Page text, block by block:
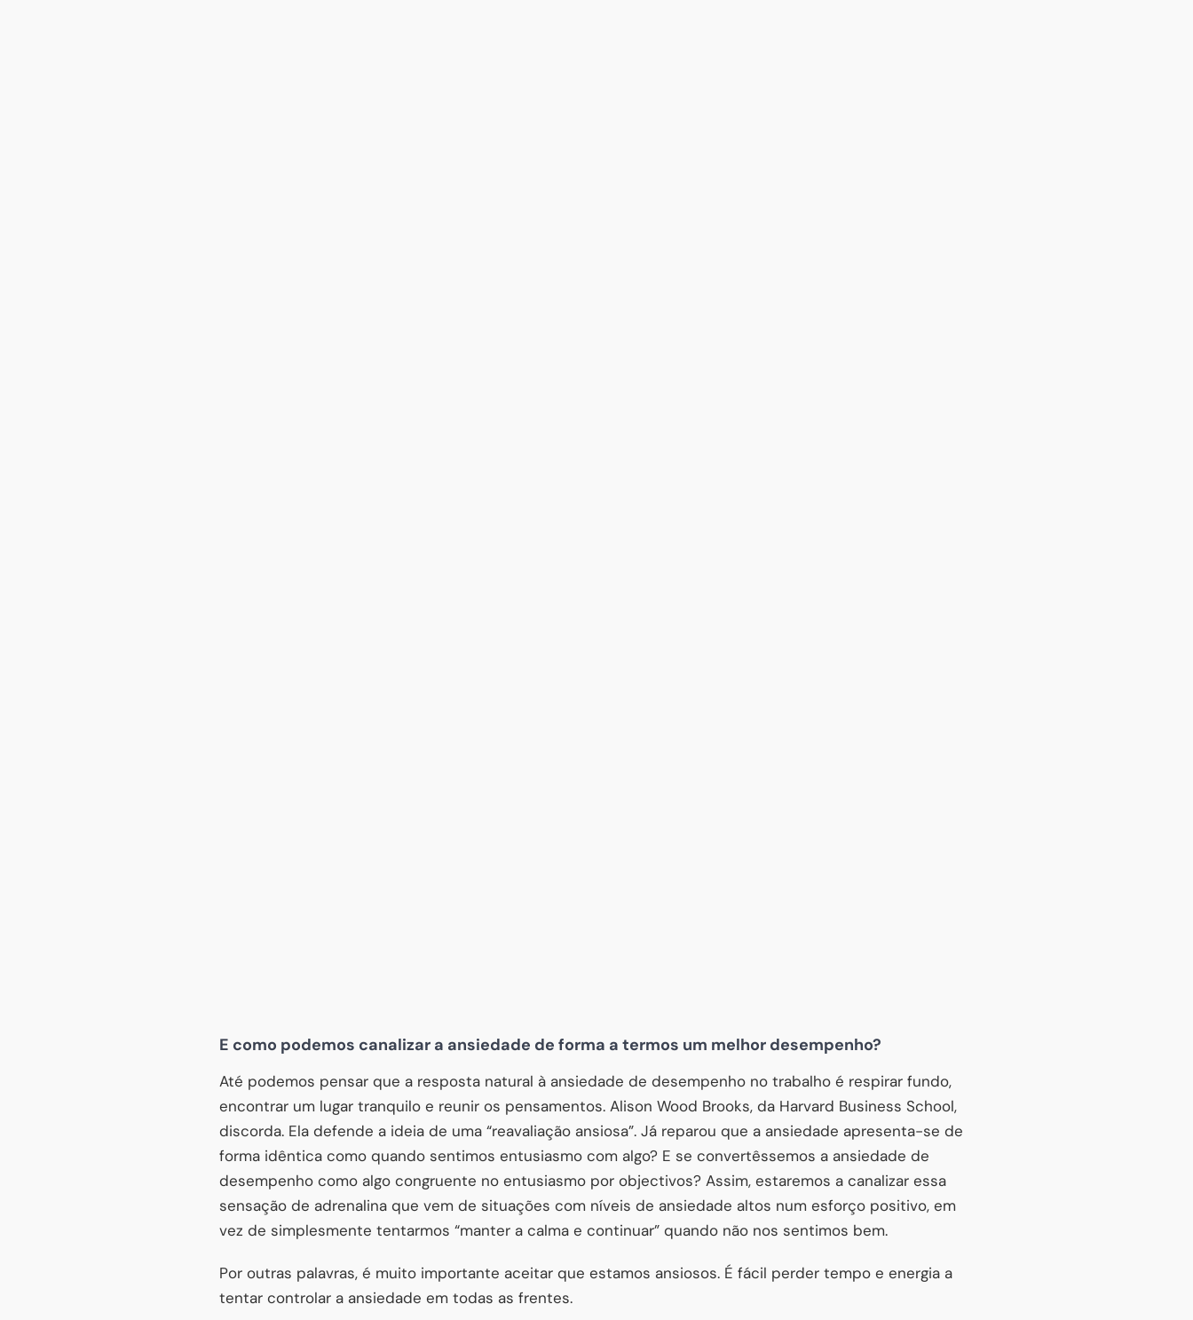
E como podemos canalizar a ansiedade de forma a termos um melhor desempenho?
Até podemos pensar que a resposta natural à ansiedade de desempenho no trabalho é respirar fundo,
encontrar um lugar tranquilo e reunir os pensamentos. Alison Wood Brooks, da Harvard Business School,
discorda. Ela defende a ideia de uma “reavaliação ansiosa”. Já reparou que a ansiedade apresenta-se de
forma idêntica como quando sentimos entusiasmo com algo? E se convertêssemos a ansiedade de
desempenho como algo congruente no entusiasmo por objectivos? Assim, estaremos a canalizar essa
sensação de adrenalina que vem de situações com níveis de ansiedade altos num esforço positivo, em
vez de simplesmente tentarmos “manter a calma e continuar” quando não nos sentimos bem.
Por outras palavras, é muito importante aceitar que estamos ansiosos. É fácil perder tempo e energia a
tentar controlar a ansiedade em todas as frentes.